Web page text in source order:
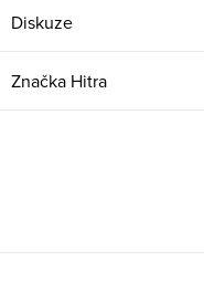
Diskuze
Značka Hitra